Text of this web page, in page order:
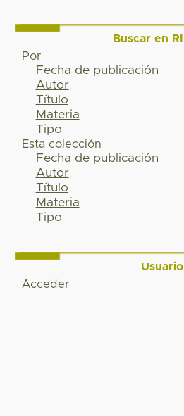
Buscar en RI
Por
Fecha de publicación
Autor
Título
Materia
Tipo
Esta colección
Fecha de publicación
Autor
Título
Materia
Tipo
Usuario
Acceder